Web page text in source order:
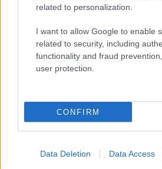
related to personalization.
I want to allow Google to enable
related to security, including
functionality and fraud
user protection.
CONFIRM
Data Deletion Data Access
Πυροσβεστική Σχολή:
κανονισμός για δόκιμους
σε διαμονή, σίτιση και
ΔΥΠΑ: Ευκαιρία
8.000 ανέργους άνω των
Ξεκίνησαν οι αιτήσεις